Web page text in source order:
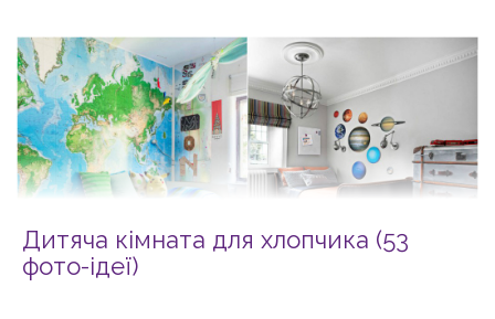
Дитяча кімната для хлопчика (53
фото-ідеї)